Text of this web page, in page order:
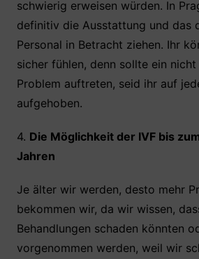
schwierig erweisen würden. In
definitiv die Ausstattung und das
Personal in Betracht ziehen. Ihr
sicher fühlen, denn sollte ein
Problem auftreten, seid ihr auf
aufgehoben.
4. Die Möglichkeit der IVF bis
Jahren
Je älter wir werden, desto mehr
bekommen wir, da wir wissen,
Behandlungen schaden könnten
vorgenommen werden, weil wir